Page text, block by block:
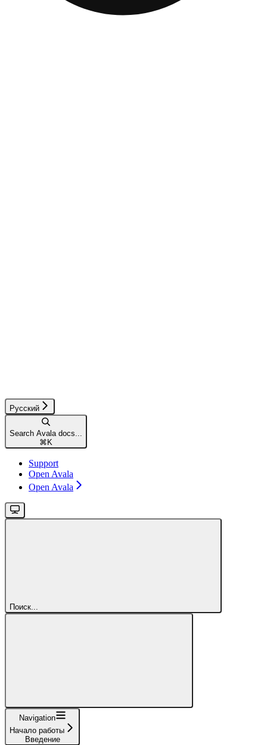
Русский
Search Avala docs...
⌘ K
Support
Open Avala
Open Avala
Поиск...
Navigation
Начало работы
Введение